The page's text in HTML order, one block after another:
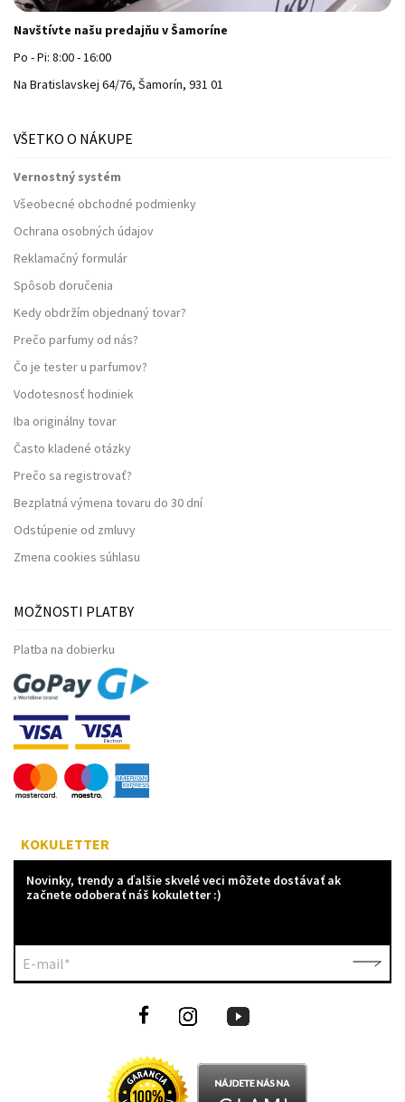
Navštívte našu predajňu v Šamoríne
Po - Pi: 8:00 - 16:00
Na Bratislavskej 64/76, Šamorín, 931 01
VŠETKO O NÁKUPE
Vernostný systém
Všeobecné obchodné podmienky
Ochrana osobných údajov
Reklamačný formulár
Spôsob doručenia
Kedy obdržím objednaný tovar?
Prečo parfumy od nás?
Čo je tester u parfumov?
Vodotesnosť hodiniek
Iba originálny tovar
Často kladené otázky
Prečo sa registrovať?
Bezplatná výmena tovaru do 30 dní
Odstúpenie od zmluvy
Zmena cookies súhlasu
MOŽNOSTI PLATBY
Platba na dobierku
KOKULETTER
Novinky, trendy a ďalšie skvelé veci môžete dostávať ak
začnete odoberať náš kokuletter :)
E-mail*